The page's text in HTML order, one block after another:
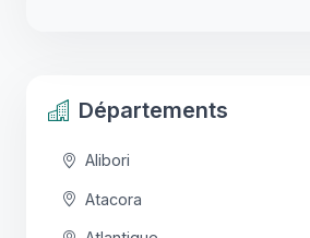
Départements
Alibori
Atacora